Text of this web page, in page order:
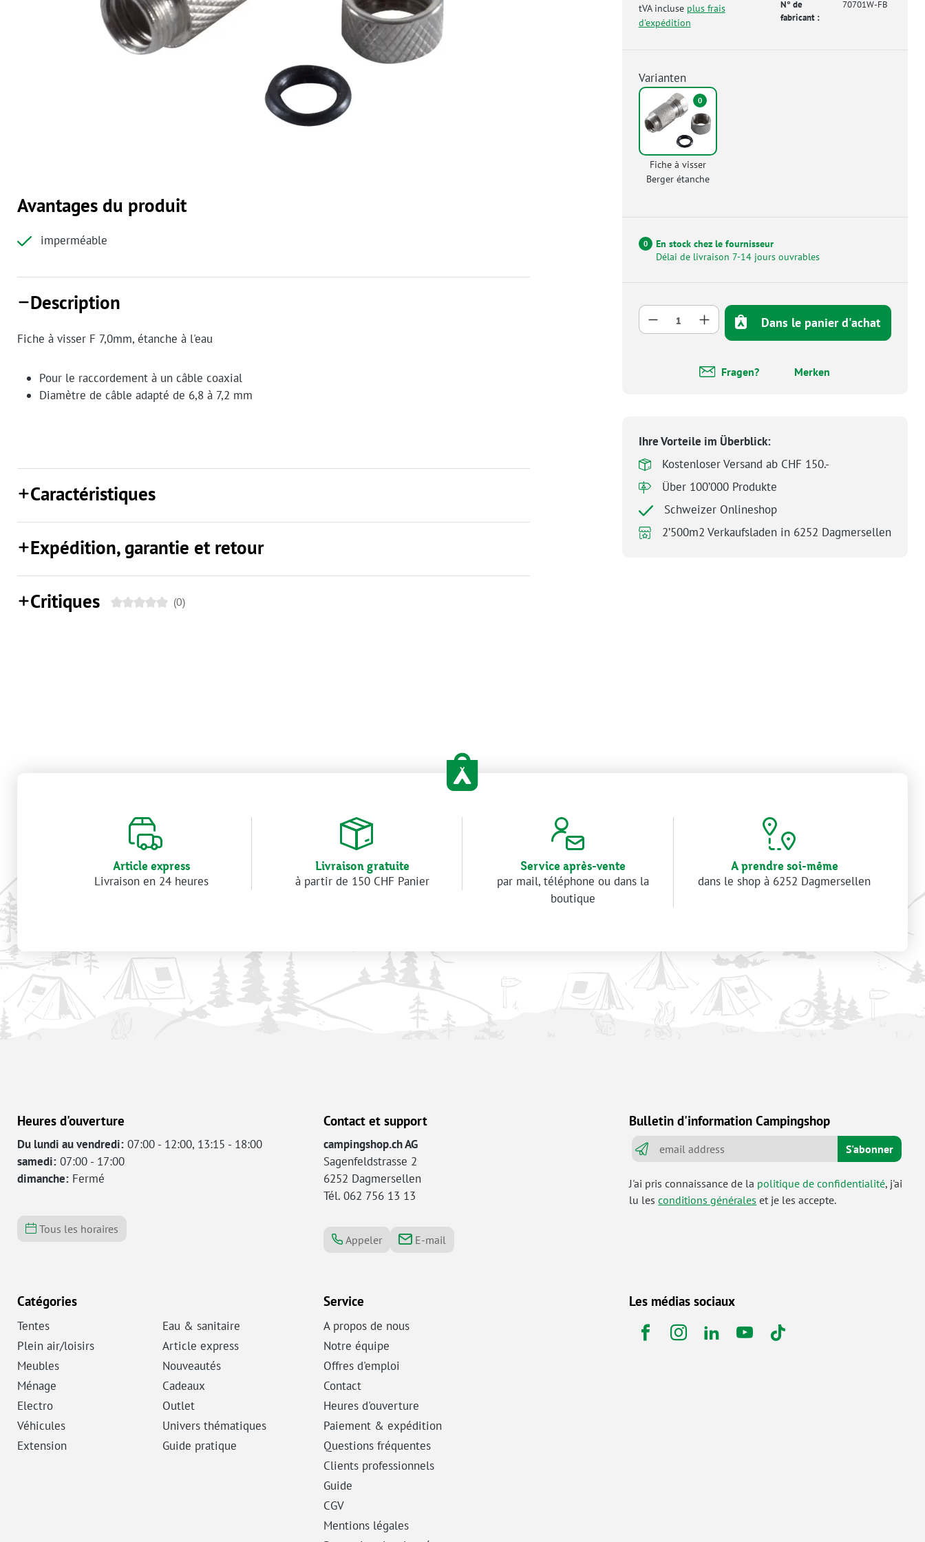
Avantages du produit
imperméable
Description
Fiche à visser F 7,0mm, étanche à l'eau
Pour le raccordement à un câble coaxial
Diamètre de câble adapté de 6,8 à 7,2 mm
Caractéristiques
Expédition, garantie et retour
Critiques (0)
tVA incluse plus frais
d'expédition
N° de
fabricant :
70701W-FB
Varianten
0
Fiche à visser
Berger étanche
0
En stock chez le fournisseur
Délai de livraison 7-14 jours ouvrables
Quantité de produit : Entrez la quantité
Dans le panier d'achat
Fragen? Merken
Ihre Vorteile im Überblick:
Kostenloser Versand ab CHF 150.-
Über 100’000 Produkte
Schweizer Onlineshop
2’500m2 Verkaufsladen in 6252 Dagmersellen
Article express
Livraison en 24 heures
Livraison gratuite
à partir de 150 CHF Panier
Service après-vente
par mail, téléphone ou dans la
boutique
A prendre soi-même
dans le shop à 6252 Dagmersellen
Heures d'ouverture
Du lundi au vendredi: 07:00 - 12:00, 13:15 - 18:00
samedi: 07:00 - 17:00
dimanche: Fermé
Tous les horaires
Contact et support
campingshop.ch AG
Sagenfeldstrasse 2
6252 Dagmersellen
Tél. 062 756 13 13
Appeler E-mail
Bulletin d'information Campingshop
S'abonner
J'ai pris connaissance de la politique de confidentialité, j'ai
lu lesconditions générales et je les accepte.
Catégories
Tentes
Plein air/loisirs
Meubles
Ménage
Electro
Véhicules
Extension
Eau & sanitaire
Article express
Nouveautés
Cadeaux
Outlet
Univers thématiques
Guide pratique
Service
A propos de nous
Notre équipe
Offres d'emploi
Contact
Heures d'ouverture
Paiement & expédition
Questions fréquentes
Clients professionnels
Guide
CGV
Mentions légales
Les médias sociaux